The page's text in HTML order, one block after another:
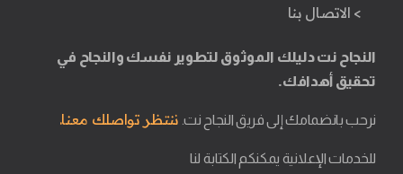
> الاتصال بنا
النجاح نت دليلك الموثوق لتطوير نفسك والنجاح في
تحقيق أهدافك.
نرحب بانضمامك إلى فريق النجاح نت. ننتظر تواصلك معنا.
للخدمات الإعلانية يمكنكم الكتابة لنا